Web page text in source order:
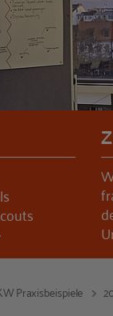
Praxisbeispiele